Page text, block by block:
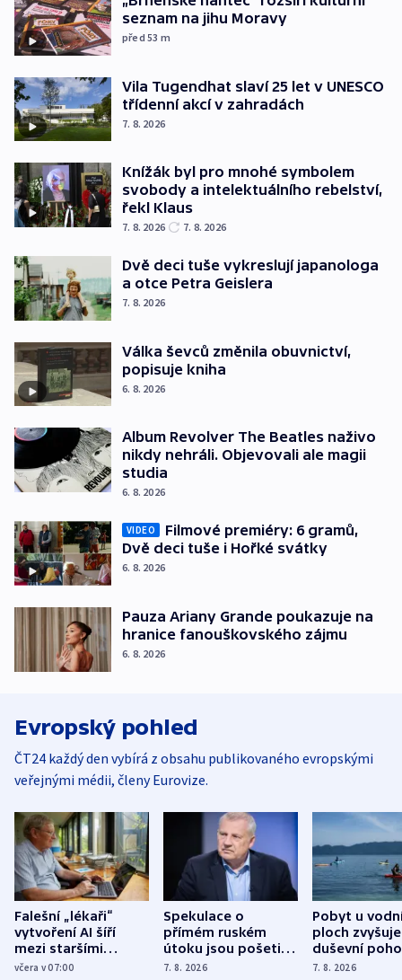
seznam na jihu Moravy
před 53 m
Vila Tugendhat slaví 25 let v UNESCO
třídenní akcí v zahradách
7. 8. 2026
Knížák byl pro mnohé symbolem
svobody a intelektuálního rebelství,
řekl Klaus
7. 8. 2026 7. 8. 2026
Dvě deci tuše vykreslují japanologa
a otce Petra Geislera
7. 8. 2026
Válka ševců změnila obuvnictví,
popisuje kniha
6. 8. 2026
Album Revolver The Beatles naživo
nikdy nehráli. Objevovali ale magii
studia
6. 8. 2026
VIDEO
Filmové premiéry: 6 gramů,
Dvě deci tuše i Hořké svátky
6. 8. 2026
Pauza Ariany Grande poukazuje na
hranice fanouškovského zájmu
6. 8. 2026
Evropský pohled
ČT24 každý den vybírá z obsahu publikovaného evropskými
veřejnými médii, členy Eurovize.
Falešní „lékaři“
vytvoření AI šíří
mezi staršími
Poláky nebezpečné
včera v 07:00
Spekulace o
přímém ruském
útoku jsou pošetilé,
míní estonský
7. 8. 2026
Pobyt u
ploch zvyšuje
duševní
ukázala
7. 8. 2026